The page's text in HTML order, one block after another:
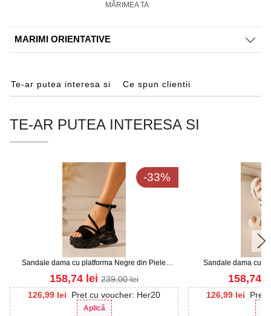
MĂRIMEA TA
MARIMI ORIENTATIVE
Te-ar putea interesa si Ce spun clientii
TE-AR PUTEA INTERESA SI
-33%
Sandale dama cu platforma Negre din Piele
Ecologica Intoarsa Mavina
126,99 lei Pret cu voucher: Her20
Aplică
158,74 lei 239,00lei
Sandale dama cu
126,99 lei Pret
158,74